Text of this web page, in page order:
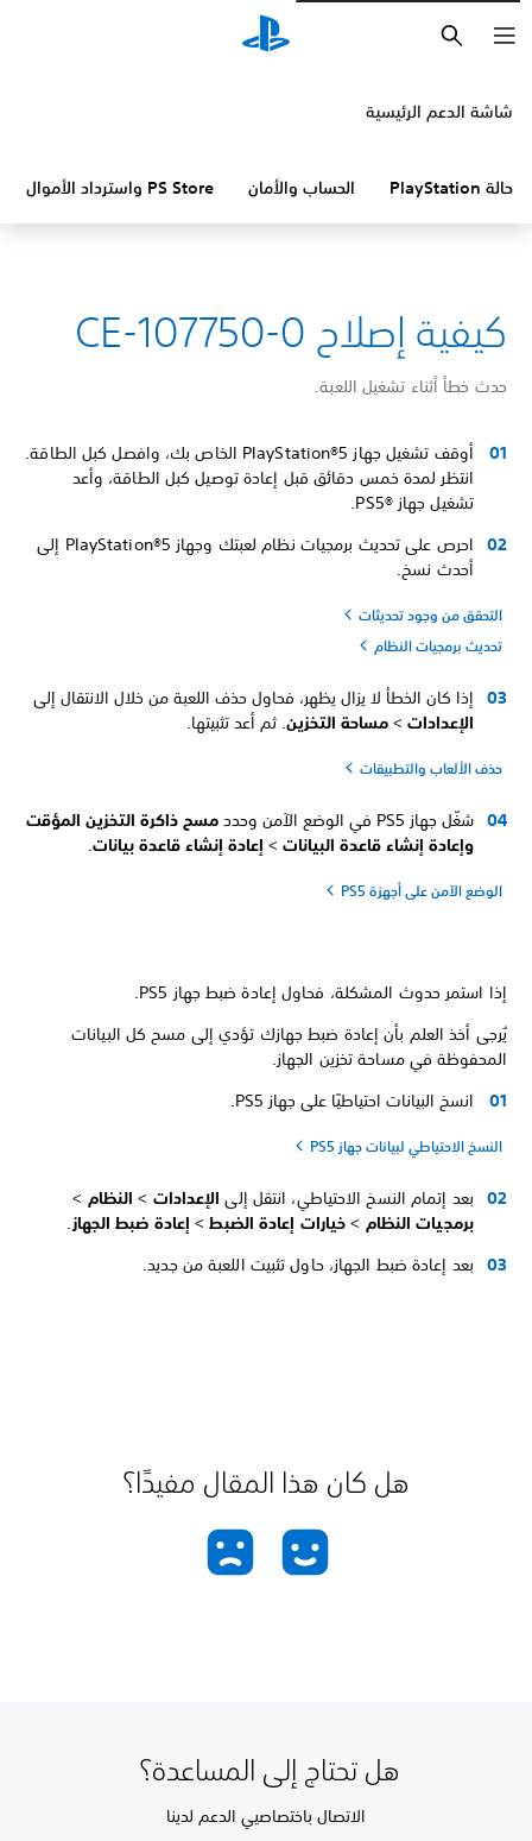
شاشة الدعم الرئيسية
حالة PlayStation الحساب والأمان PS Store واسترداد الأموال
كيفية إصلاح CE-107750-0
حدث خطأ أثناء تشغيل اللعبة.
أوقف تشغيل جهاز PlayStation®5 الخاص بك، وافصل كبل الطاقة.
انتظر لمدة خمس دقائق قبل إعادة توصيل كبل الطاقة، وأعد
تشغيل جهاز PS5®‎.
احرص على تحديث برمجيات نظام لعبتك وجهاز PlayStation®5 إلى
أحدث نسخ.
التحقق من وجود تحديثات
تحديث برمجيات النظام
إذا كان الخطأ لا يزال يظهر، فحاول حذف اللعبة من خلال الانتقال إلى
الإعدادات > مساحة التخزين. ثم أعد تثبيتها.
حذف الألعاب والتطبيقات
شغّل جهاز PS5 في الوضع الآمن وحدد
مسح ذاكرة التخزين المؤقت
وإعادة إنشاء قاعدة البيانات > إعادة إنشاء قاعدة بيانات.
الوضع الآمن على أجهزة PS5
إذا استمر حدوث المشكلة، فحاول إعادة ضبط جهاز PS5.
يُرجى أخذ العلم بأن إعادة ضبط جهازك تؤدي إلى مسح كل البيانات
المحفوظة في مساحة تخزين الجهاز.
انسخ البيانات احتياطيًا على جهاز PS5.
النسخ الاحتياطي لبيانات جهاز PS5
بعد إتمام النسخ الاحتياطي، انتقل إلى الإعدادات > النظام >
برمجيات النظام > خيارات إعادة الضبط> إعادة ضبط الجهاز.
بعد إعادة ضبط الجهاز، حاول تثبيت اللعبة من جديد.
هل كان هذا المقال مفيدًا؟
هل تحتاج إلى المساعدة؟
الاتصال باختصاصيي الدعم لدينا